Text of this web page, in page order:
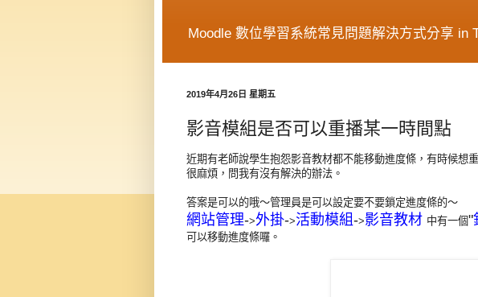
Moodle 數位學習系統常見問題解決方式分享 in
2019年4月26日 星期五
影音模組是否可以重播某一時間點
近期有老師說學生抱怨影音教材都不能移動進度條，有時候想
很麻煩，問我有沒有解決的辦法。
答案是可以的哦～管理員是可以設定要不要鎖定進度條的～
網站管理->外掛->活動模組->影音教材 中有一個"
可以移動進度條囉。